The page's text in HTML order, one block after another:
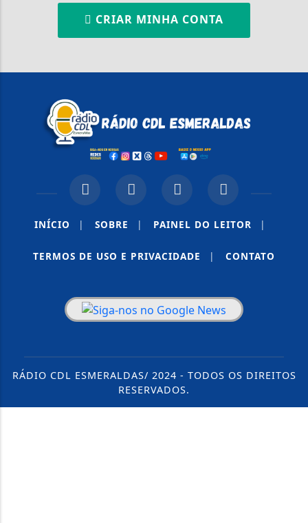
CRIAR MINHA CONTA
INÍCIO | SOBRE | PAINEL DO LEITOR |
TERMOS DE USO E PRIVACIDADE | CONTATO
RÁDIO CDL ESMERALDAS/ 2024 - TODOS OS DIREITOS
RESERVADOS.